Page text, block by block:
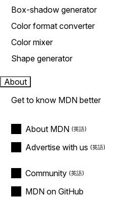
Box-shadow generator
Color format converter
Color mixer
Shape generator
About
Get to know MDN better
About MDN
Advertise with us
Community
MDN on GitHub